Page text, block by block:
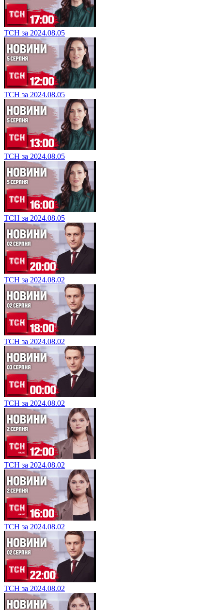
ТСН за 2024.08.05
ТСН за 2024.08.05
ТСН за 2024.08.05
ТСН за 2024.08.05
ТСН за 2024.08.02
ТСН за 2024.08.02
ТСН за 2024.08.02
ТСН за 2024.08.02
ТСН за 2024.08.02
ТСН за 2024.08.02